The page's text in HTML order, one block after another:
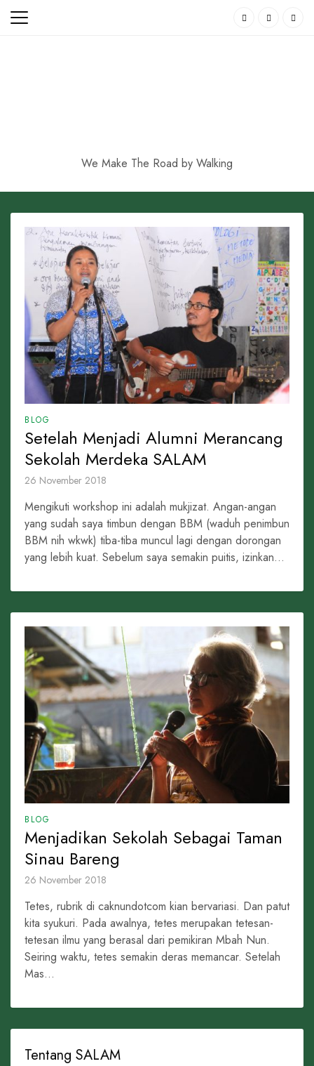
Skip
We Make The Road by Walking
BLOG
Setelah Menjadi Alumni Merancang
Sekolah Merdeka SALAM
26 November 2018
Mengikuti workshop ini adalah mukjizat. Angan-angan
yang sudah saya timbun dengan BBM (waduh penimbun
BBM nih wkwk) tiba-tiba muncul lagi dengan dorongan
yang lebih kuat. Sebelum saya semakin puitis, izinkan...
BLOG
Menjadikan Sekolah Sebagai Taman
Sinau Bareng
26 November 2018
Tetes, rubrik di caknundotcom kian bervariasi. Dan patut
kita syukuri. Pada awalnya, tetes merupakan tetesan-
tetesan ilmu yang berasal dari pemikiran Mbah Nun.
Seiring waktu, tetes semakin deras memancar. Setelah
Mas...
Tentang SALAM